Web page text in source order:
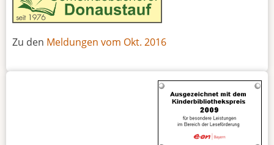
Zu den Meldungen vom Okt. 2016